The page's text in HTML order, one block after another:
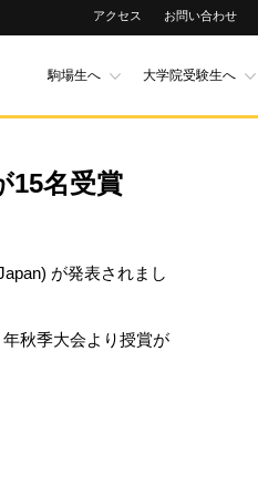
アクセス お問い合わせ
駒場生へ 大学院受験生へ
15名受賞
が発表されまし
秋季大会より授賞が